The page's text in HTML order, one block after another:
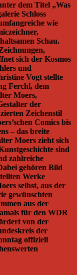
dem Titel „Was
Schloss
wie
Schau.
sich der Kosmos
und
Vogt stellte
Ferchl, dem
Moers,
der
Zeichenstil
Comics bis
– das breite
Moers zieht sich
sind
zahlreiche
gehören Bild
Werke
selbst, aus der
gewünschten
aus der
für den WDR
von der
der
offiziell